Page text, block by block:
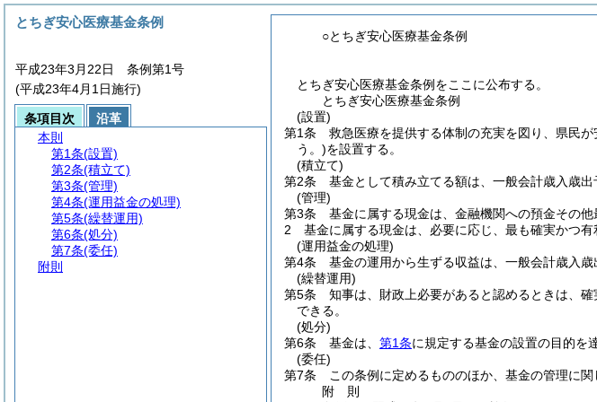
○とちぎ安心医療基金条例
とちぎ安心医療基金条例をここに公布する。
とちぎ安心医療基金条例
(設置)
第1条
救急医療を提供する体制の充実を図り、県民
う。)を設置する。
(積立て)
第2条
基金として積み立てる額は、一般会計歳入歳出
(管理)
第3条
基金に属する現金は、金融機関への預金その
2
基金に属する現金は、必要に応じ、最も確実かつ有
(運用益金の処理)
第4条
基金の運用から生ずる収益は、一般会計歳入
(繰替運用)
第5条
知事は、財政上必要があると認めるときは、
できる。
(処分)
第6条
基金は、 第1条に規定する基金の設置の目的を
(委任)
第7条
この条例に定めるもののほか、基金の管理に
附 則
とちぎ安心医療基金条例
平成23年3月22日 条例第1号
(平成23年4月1日施行)
条項目次
沿革
本則
第1条(設置)
第2条(積立て)
第3条(管理)
第4条(運用益金の処理)
第5条(繰替運用)
第6条(処分)
第7条(委任)
附則